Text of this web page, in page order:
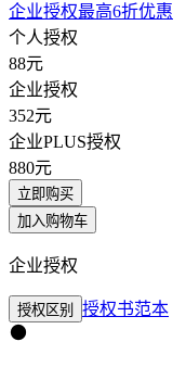
企业授权最高6折优惠
个人授权
88元
企业授权
352元
企业PLUS授权
880元
立即购买
加入购物车
企业授权
授权区别 授权书范本